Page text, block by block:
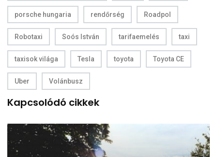
porsche hungaria rendőrség Roadpol
Robotaxi Soós István tarifaemelés taxi
taxisok világa Tesla toyota Toyota CE
Uber Volánbusz
Kapcsolódó cikkek